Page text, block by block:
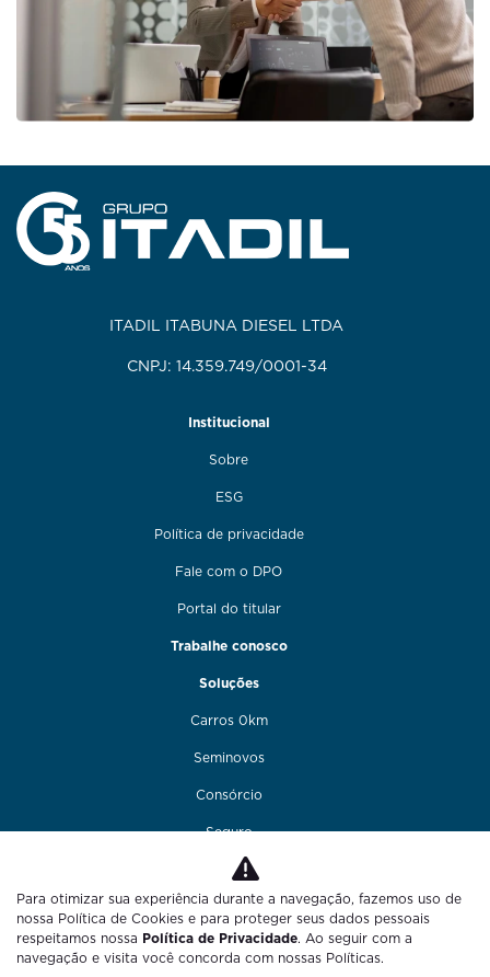
ITADIL ITABUNA DIESEL LTDA
CNPJ: 14.359.749/0001-34
Institucional
Sobre
ESG
Política de privacidade
Fale com o DPO
Portal do titular
Trabalhe conosco
Soluções
Carros 0km
Seminovos
Consórcio
Seguro
Financiamento
Funilaria e pintura
Fale conosco
Para otimizar sua experiência durante a navegação, fazemos uso de
nossa Política de Cookies e para proteger seus dados pessoais
respeitamos nossa Política de Privacidade. Ao seguir com a
navegação e visita você concorda com nossas Políticas.